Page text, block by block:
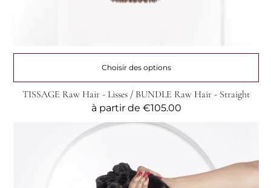
Choisir des options
TISSAGE Raw Hair - Lisses / BUNDLE Raw Hair - Straight
Prix
habituel
à partir de €105.00